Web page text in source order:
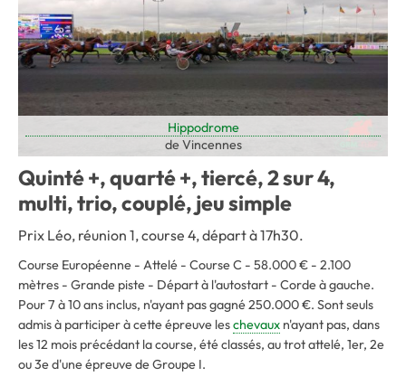
Hippodrome
de Vincennes
Quinté +, quarté +, tiercé, 2 sur 4,
multi, trio, couplé, jeu simple
Prix Léo, réunion 1, course 4, départ à 17h30.
Course Européenne - Attelé - Course C - 58.000 € - 2.100
mètres - Grande piste - Départ à l'autostart - Corde à gauche.
Pour 7 à 10 ans inclus, n'ayant pas gagné 250.000 €. Sont seuls
admis à participer à cette épreuve leschevaux n'ayant pas, dans
les 12 mois précédant la course, été classés, au trot attelé, 1er, 2e
ou 3e d'une épreuve de Groupe I.